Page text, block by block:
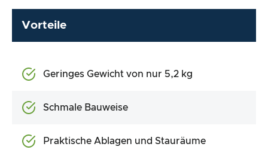
Vorteile
Geringes Gewicht von nur 5,2 kg
Schmale Bauweise
Praktische Ablagen und Stauräume